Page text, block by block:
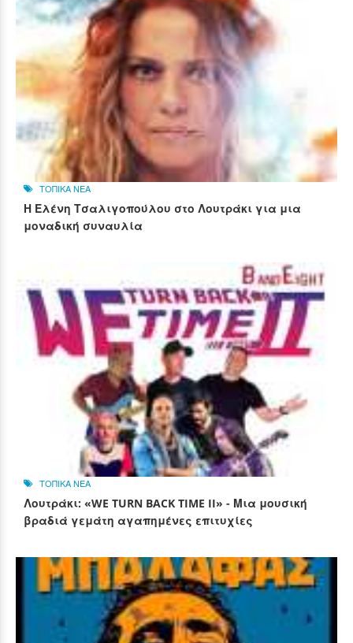
ΤΟΠΙΚΑ ΝΕΑ
Η Ελένη Τσαλιγοπούλου στο Λουτράκι για μια
μοναδική συναυλία
ΤΟΠΙΚΑ ΝΕΑ
Λουτράκι: «WE TURN BACK TIME II» - Μια μουσική
βραδιά γεμάτη αγαπημένες επιτυχίες